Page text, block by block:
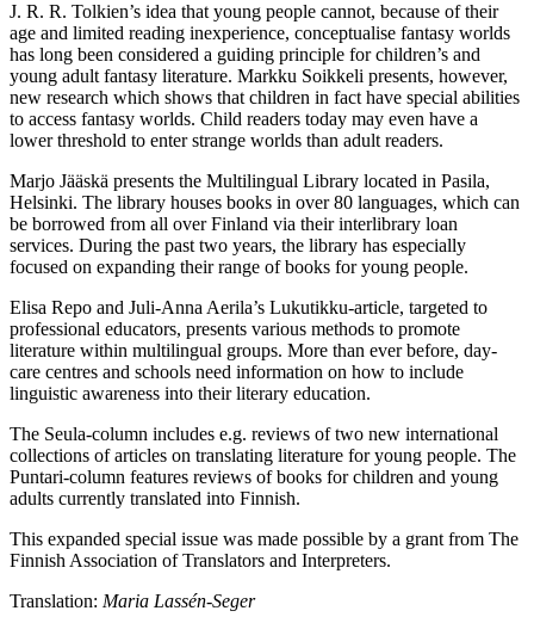
J. R. R. Tolkien’s idea that young people cannot, because of their
age and limited reading inexperience, conceptualise fantasy worlds
has long been considered a guiding principle for children’s and
young adult fantasy literature. Markku Soikkeli presents, however,
new research which shows that children in fact have special abilities
to access fantasy worlds. Child readers today may even have a
lower threshold to enter strange worlds than adult readers.
Marjo Jääskä presents the Multilingual Library located in Pasila,
Helsinki. The library houses books in over 80 languages, which can
be borrowed from all over Finland via their interlibrary loan
services. During the past two years, the library has especially
focused on expanding their range of books for young people.
Elisa Repo and Juli-Anna Aerila’s Lukutikku-article, targeted to
professional educators, presents various methods to promote
literature within multilingual groups. More than ever before, day-
care centres and schools need information on how to include
linguistic awareness into their literary education.
The Seula-column includes e.g. reviews of two new international
collections of articles on translating literature for young people. The
Puntari-column features reviews of books for children and young
adults currently translated into Finnish.
This expanded special issue was made possible by a grant from The
Finnish Association of Translators and Interpreters.
Translation: Maria Lassén-Seger